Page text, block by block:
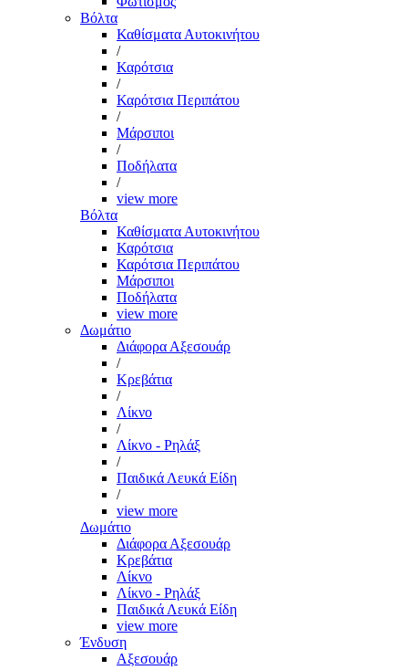
Βόλτα
Καθίσματα Αυτοκινήτου
/
Καρότσια
/
Καρότσια Περιπάτου
/
Μάρσιποι
/
Ποδήλατα
/
view more
Βόλτα
Καθίσματα Αυτοκινήτου
Καρότσια
Καρότσια Περιπάτου
Μάρσιποι
Ποδήλατα
view more
Δωμάτιο
Διάφορα Αξεσουάρ
/
Κρεβάτια
/
Λίκνο
/
Λίκνο - Ρηλάξ
/
Παιδικά Λευκά Είδη
/
view more
Δωμάτιο
Διάφορα Αξεσουάρ
Κρεβάτια
Λίκνο
Λίκνο - Ρηλάξ
Παιδικά Λευκά Είδη
view more
Ένδυση
Αξεσουάρ